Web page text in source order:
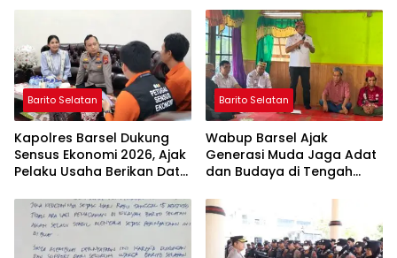
Bebas Kabut Asap
Barito Selatan
Kapolres Barsel Dukung
Sensus Ekonomi 2026, Ajak
Pelaku Usaha Berikan Data
Barito Selatan
Wabup Barsel Ajak
Generasi Muda Jaga Adat
dan Budaya di Tengah